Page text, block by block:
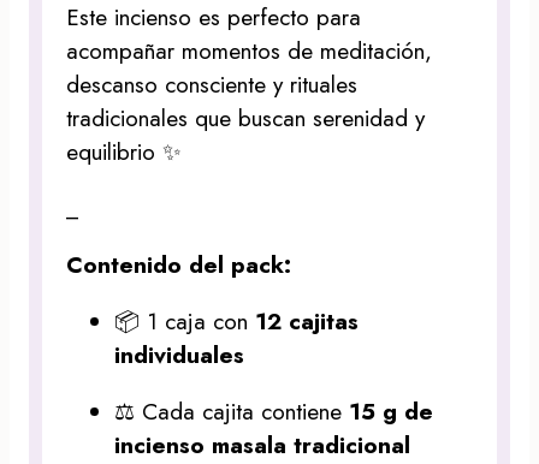
Este incienso es perfecto para
acompañar momentos de meditación,
descanso consciente y rituales
tradicionales que buscan serenidad y
equilibrio ✨
_
Contenido del pack:
📦 1 caja con 12 cajitas
individuales
⚖️ Cada cajita contiene 15 g de
incienso masala tradicional